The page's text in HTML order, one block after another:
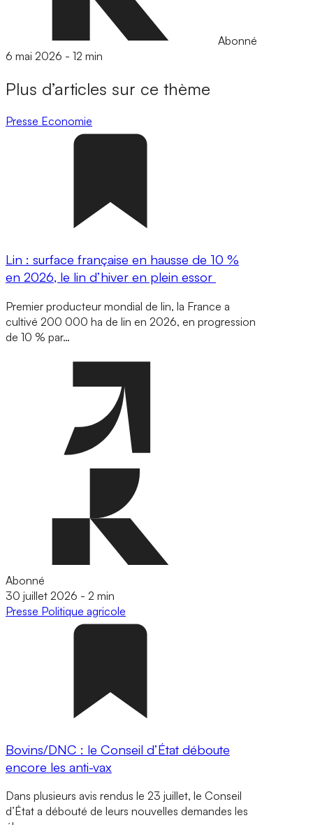
Abonné
6 mai 2026 - 12 min
Plus d’articles sur ce thème
Presse Economie
Lin : surface française en hausse de 10 %
en 2026, le lin d’hiver en plein essor
Premier producteur mondial de lin, la France a
cultivé 200 000 ha de lin en 2026, en progression
de 10 % par…
Abonné
30 juillet 2026 - 2 min
Presse Politique agricole
Bovins/DNC : le Conseil d’État déboute
encore les anti-vax
Dans plusieurs avis rendus le 23 juillet, le Conseil
d’État a débouté de leurs nouvelles demandes les